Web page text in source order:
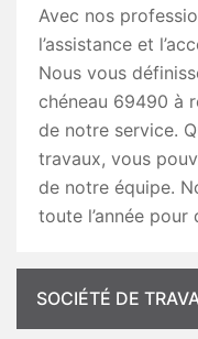
Avec nos
l’assistance et
Nous vous
chéneau 69490 à
de notre service.
travaux, vous
de notre équipe.
toute l’année
SOCIÉTÉ DE